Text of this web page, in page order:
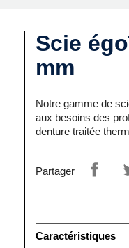
Scie
mm
Notre gamme de
aux besoins des
denture traitée
Partager
Caractéristiques